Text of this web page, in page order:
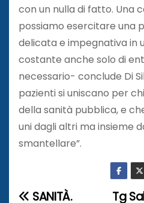
con un nulla di fatto. Una
possiamo esercitare una
delicata e impegnativa in
costante anche solo di
necessario- conclude Di
pazienti si uniscano per
della sanità pubblica, e
uni dagli altri ma insieme
smantellare”.
Tg
SANITÀ.